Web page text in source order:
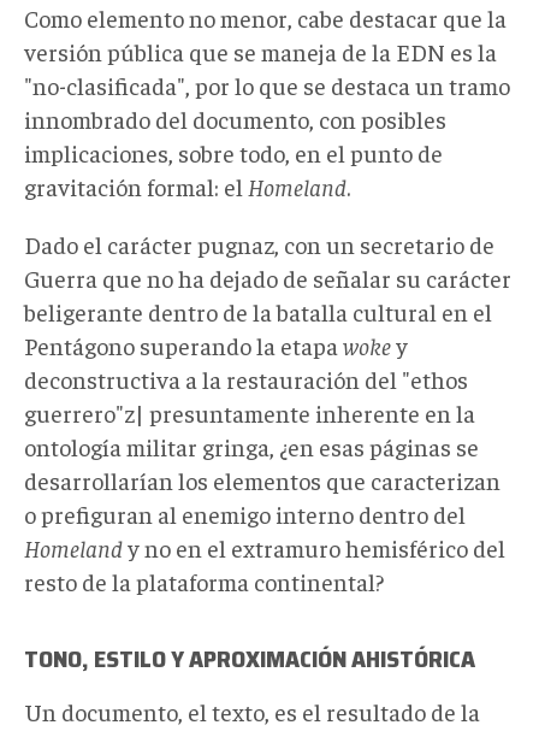
Como elemento no menor, cabe destacar que la
versión pública que se maneja de la EDN es la
"no-clasificada", por lo que se destaca un tramo
innombrado del documento, con posibles
implicaciones, sobre todo, en el punto de
gravitación formal: el Homeland.
Dado el carácter pugnaz, con un secretario de
Guerra que no ha dejado de señalar su carácter
beligerante dentro de la batalla cultural en el
Pentágono superando la etapa wokey
deconstructiva a la restauración del "ethos
guerrero"z| presuntamente inherente en la
ontología militar gringa, ¿en esas páginas se
desarrollarían los elementos que caracterizan
o prefiguran al enemigo interno dentro del
Homelandy no en el extramuro hemisférico del
resto de la plataforma continental?
TONO, ESTILO Y APROXIMACIÓN AHISTÓRICA
Un documento, el texto, es el resultado de la